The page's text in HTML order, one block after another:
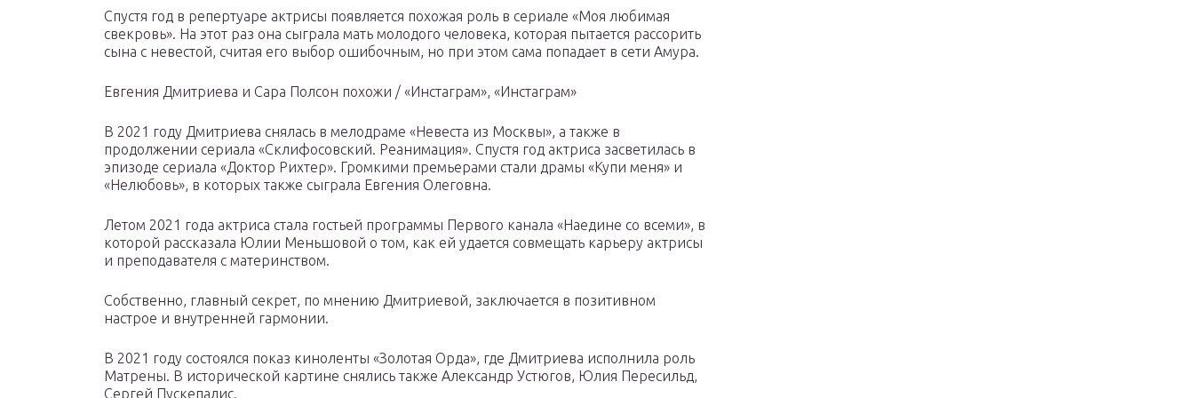
Спустя год в репертуаре актрисы появляется похожая роль в сериале «Моя любимая
свекровь». На этот раз она сыграла мать молодого человека, которая пытается рассорить
сына с невестой, считая его выбор ошибочным, но при этом сама попадает в сети Амура.
Евгения Дмитриева и Сара Полсон похожи / «Инстаграм», «Инстаграм»
В 2021 году Дмитриева снялась в мелодраме «Невеста из Москвы», а также в
продолжении сериала «Склифосовский. Реанимация». Спустя год актриса засветилась в
эпизоде сериала «Доктор Рихтер». Громкими премьерами стали драмы «Купи меня» и
«Нелюбовь», в которых также сыграла Евгения Олеговна.
Летом 2021 года актриса стала гостьей программы Первого канала «Наедине со всеми», в
которой рассказала Юлии Меньшовой о том, как ей удается совмещать карьеру актрисы
и преподавателя с материнством.
Собственно, главный секрет, по мнению Дмитриевой, заключается в позитивном
настрое и внутренней гармонии.
В 2021 году состоялся показ киноленты «Золотая Орда», где Дмитриева исполнила роль
Матрены. В исторической картине снялись также Александр Устюгов, Юлия Пересильд,
Сергей Пускепалис.